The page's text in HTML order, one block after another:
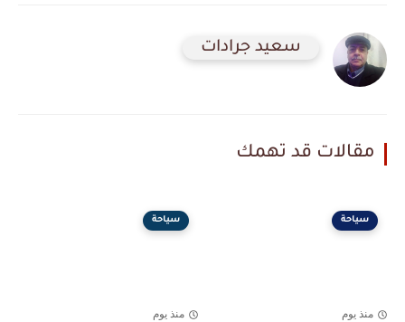
سعيد جرادات
مقالات قد تهمك
سياحة
منذ يوم
سياحة
منذ يوم